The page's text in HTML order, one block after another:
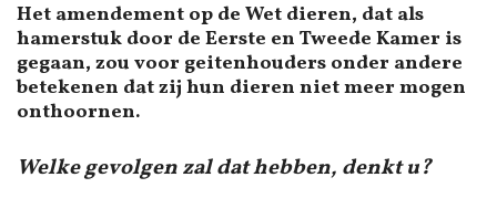
Het amendement op de Wet dieren, dat als
hamerstuk door de Eerste en Tweede Kamer is
gegaan, zou voor geitenhouders onder andere
betekenen dat zij hun dieren niet meer mogen
onthoornen.
Welke gevolgen zal dat hebben, denkt u?